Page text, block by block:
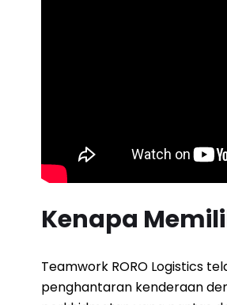
Kenapa
Teamwork RORO Logistics
penghantaran kenderaan